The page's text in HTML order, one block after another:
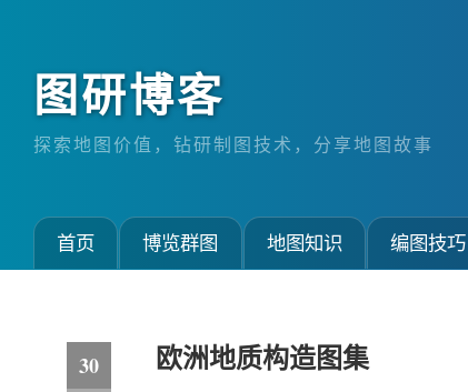
图研博客
探索地图价值，钻研制图技术，分享地图故事
首页 博览群图 地图知识 编图技巧
欧洲地质构造图集
30